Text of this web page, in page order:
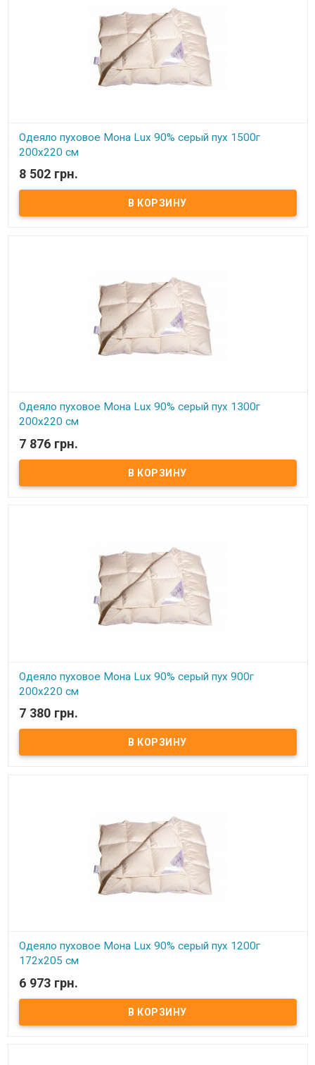
Одеяло пуховое Мона Lux 90% серый пух 1500г
200х220 см
В наличии
Одеяло пуховое Мона Lux 90% серый пух Размер: 200х220 см
Цвет: белый, кремовый Наполнитель: 90% натуральный серый
гусиный пух, 10% мелкого пера. Чехол: тик-батист, 100% хлопок
8 502 грн.
Одеяло пуховое Мона Lux 90% серый пух 1300г
200х220 см
В наличии
Одеяло пуховое Мона Lux 90% серый пух Размер: 200х220 см
Цвет: белый, кремовый Наполнитель: 90% натуральный серый
гусиный пух, 10% мелкого пера. Чехол: тик-батист, 100% хлопок
7 876 грн.
Одеяло пуховое Мона Lux 90% серый пух 900г
200х220 см
В наличии
Одеяло пуховое Мона Lux 90% серый пух Размер: 200х220 см
Цвет: белый, кремовый Наполнитель: 90% натуральный серый
гусиный пух, 10% мелкого пера. Чехол: тик-батист, 100% хлопок
7 380 грн.
Одеяло пуховое Мона Lux 90% серый пух 1200г
172х205 см
В наличии
Одеяло пуховое Мона Lux 90% серый пух Размер: 172х205 см
Цвет: белый, кремовый Наполнитель: 90% натуральный серый
гусиный пух, 10% мелкого пера. Чехол: тик-батист, 100% хлопок
6 973 грн.